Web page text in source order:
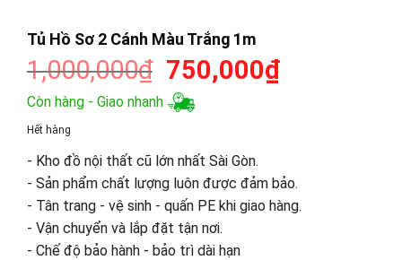
Tủ Hồ Sơ 2 Cánh Màu Trắng 1m
1,000,000₫ Giá
gốc
là:
750,000₫Giá
750,000₫.
Còn hàng - Giao nhanh
Hết hàng
- Kho đồ nội thất cũ lớn nhất Sài Gòn.
- Sản phẩm chất lượng luôn được đảm bảo.
- Tân trang - vệ sinh - quấn PE khi giao hàng.
- Vận chuyển và lắp đặt tận nơi.
- Chế độ bảo hành - bảo trì dài hạn